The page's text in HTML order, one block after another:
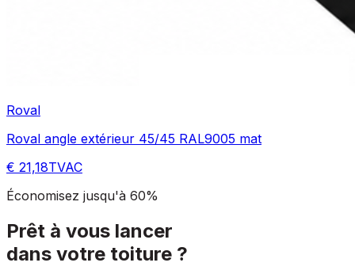
Roval
Roval angle extérieur 45/45 RAL9005 mat
€ 21,18TVAC
Économisez jusqu'à 60%
Prêt à vous lancer
dans votre toiture ?